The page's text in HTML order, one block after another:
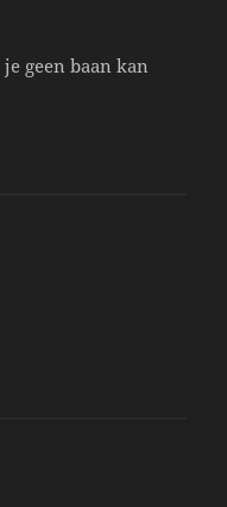
geen baan kan